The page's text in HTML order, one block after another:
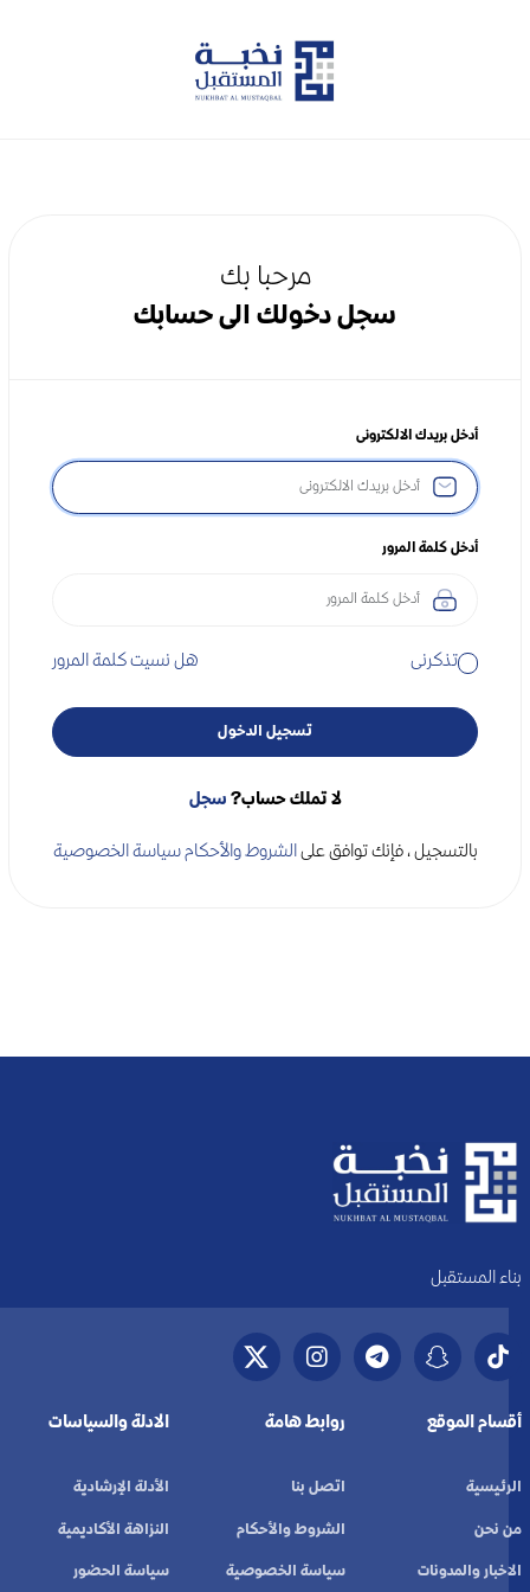
مرحبا بك
سجل دخولك الى حسابك
أدخل بريدك الالكترونى
أدخل كلمة المرور
تذكرنى هل نسيت كلمة المرور
تسجيل الدخول
لا تملك حساب? سجل
بالتسجيل ، فإنك توافق على الشروط والأحكام سياسة الخصوصية
بناء المستقبل
أقسام الموقع
الرئيسية
من نحن
الاخبار والمدونات
روابط هامة
اتصل بنا
الشروط والأحكام
سياسة الخصوصية
الادلة والسياسات
الأدلة الإرشادية
النزاهة الأكاديمية
سياسة الحضور